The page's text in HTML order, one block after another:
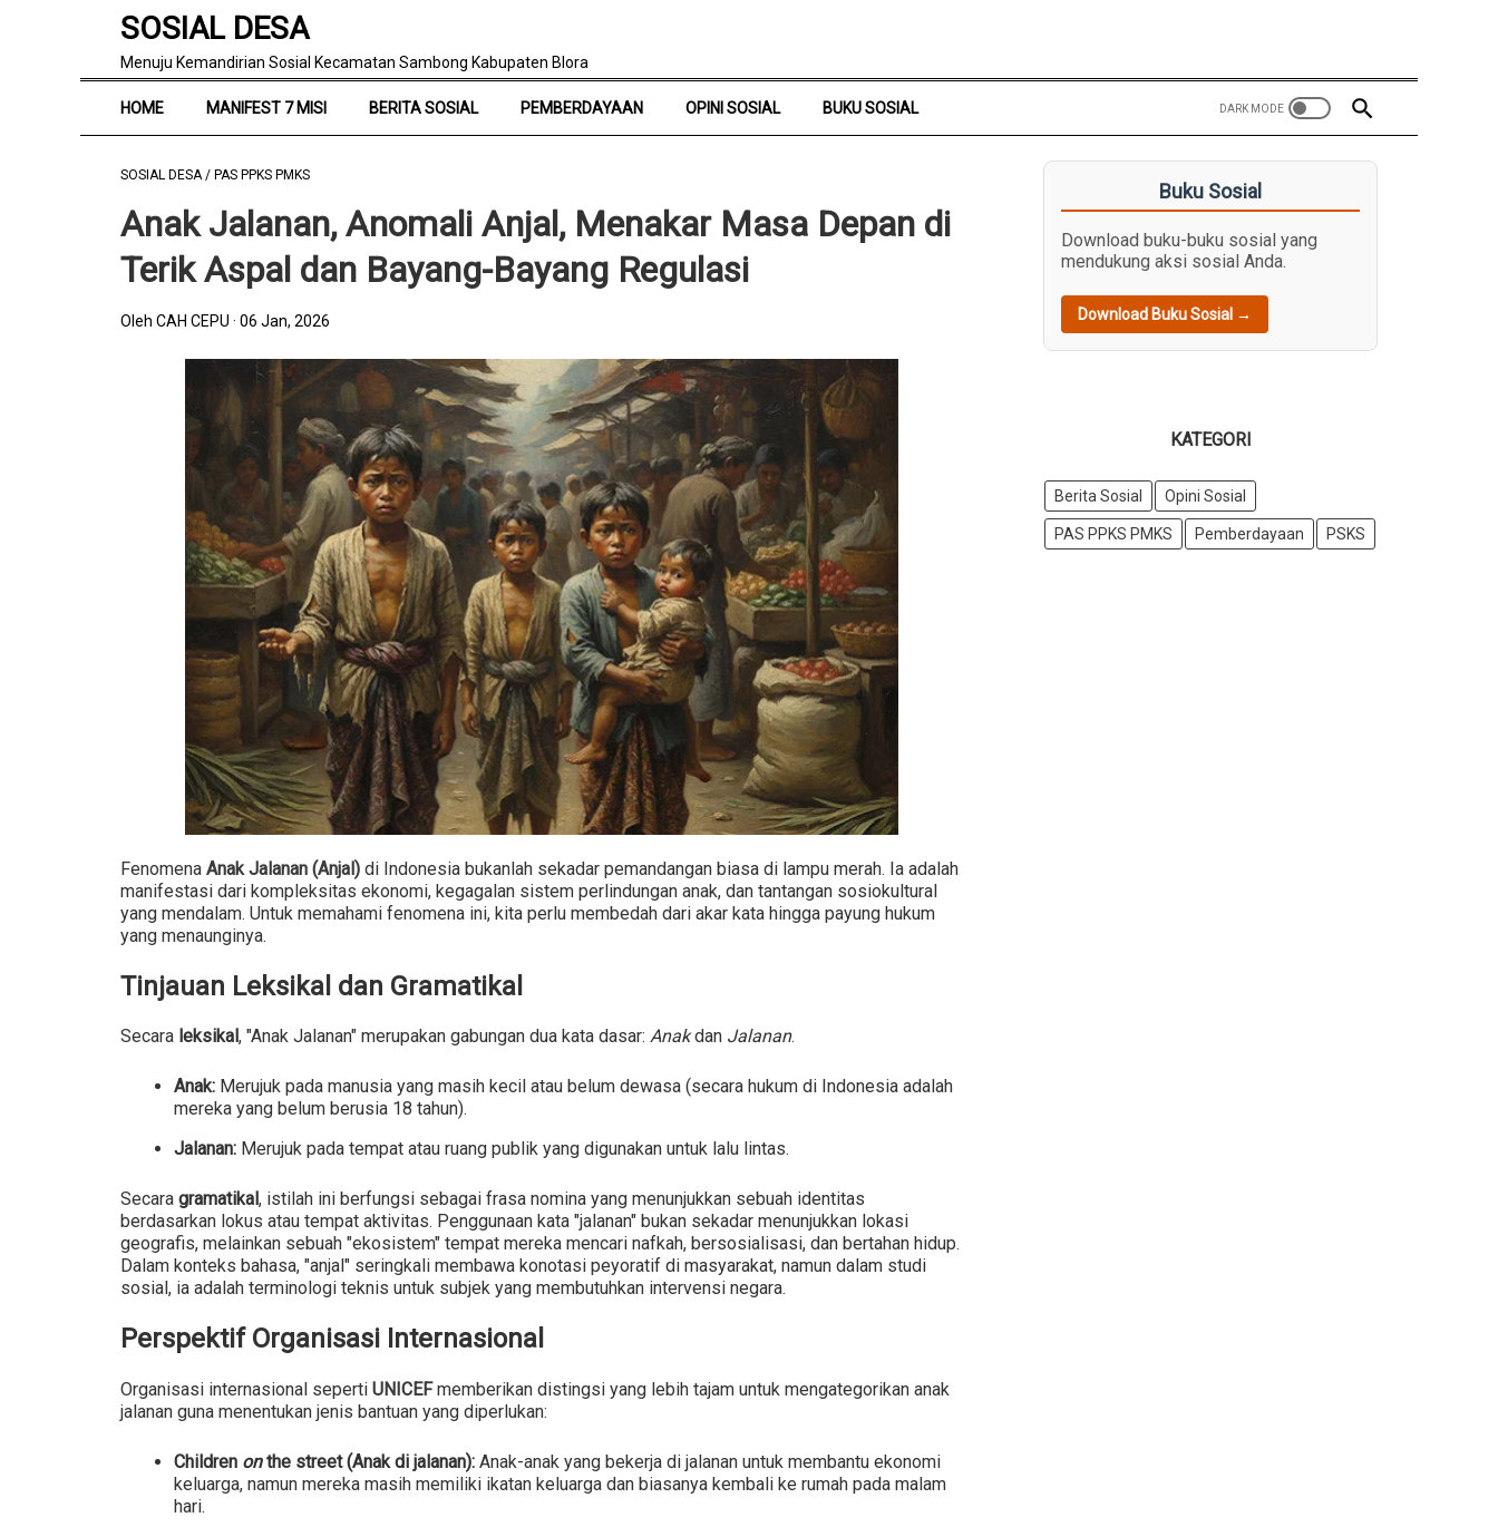
SOSIAL DESA
Menuju Kemandirian Sosial Kecamatan Sambong Kabupaten Blora
HOME MANIFEST 7 MISI BERITA SOSIAL PEMBERDAYAAN OPINI SOSIAL BUKU SOSIAL
SOSIAL DESA/ PAS PPKS PMKS
Anak Jalanan, Anomali Anjal, Menakar Masa Depan di
Terik Aspal dan Bayang-Bayang Regulasi
Oleh CAH CEPU 06 Jan, 2026
Fenomena Anak Jalanan (Anjal) di Indonesia bukanlah sekadar pemandangan biasa di lampu merah. Ia adalah
manifestasi dari kompleksitas ekonomi, kegagalan sistem perlindungan anak, dan tantangan sosiokultural
yang mendalam. Untuk memahami fenomena ini, kita perlu membedah dari akar kata hingga payung hukum
yang menaunginya.
Tinjauan Leksikal dan Gramatikal
Secara leksikal , "Anak Jalanan" merupakan gabungan dua kata dasar: Anakdan Jalanan.
Anak: Merujuk pada manusia yang masih kecil atau belum dewasa (secara hukum di Indonesia adalah
mereka yang belum berusia 18 tahun).
Jalanan: Merujuk pada tempat atau ruang publik yang digunakan untuk lalu lintas.
Secara gramatikal , istilah ini berfungsi sebagai frasa nomina yang menunjukkan sebuah identitas
berdasarkan lokus atau tempat aktivitas. Penggunaan kata "jalanan" bukan sekadar menunjukkan lokasi
geografis, melainkan sebuah "ekosistem" tempat mereka mencari nafkah, bersosialisasi, dan bertahan hidup.
Dalam konteks bahasa, "anjal" seringkali membawa konotasi peyoratif di masyarakat, namun dalam studi
sosial, ia adalah terminologi teknis untuk subjek yang membutuhkan intervensi negara.
Perspektif Organisasi Internasional
Organisasi internasional seperti UNICEFmemberikan distingsi yang lebih tajam untuk mengategorikan anak
jalanan guna menentukan jenis bantuan yang diperlukan:
Children onthe street (Anak di jalanan): Anak-anak yang bekerja di jalanan untuk membantu ekonomi
keluarga, namun mereka masih memiliki ikatan keluarga dan biasanya kembali ke rumah pada malam
hari.
Buku Sosial
Download buku-buku sosial yang
mendukung aksi sosial Anda.
Download Buku Sosial →
KATEGORI
Berita Sosial Opini Sosial
PAS PPKS PMKS Pemberdayaan PSKS